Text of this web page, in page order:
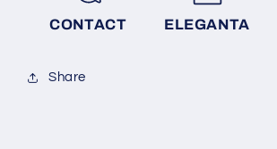
CONTACT ELEGANTA
Share